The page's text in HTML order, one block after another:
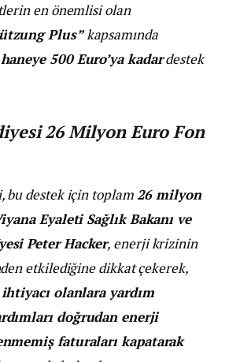
en önemlisi olan
Plus”kapsamında
500 Euro’ya kadardestek
26 Milyon Euro Fon
bu destek için toplam26 milyon
Eyaleti Sağlık Bakanı ve
Peter Hacker, enerji krizinin
etkilediğine dikkat çekerek,
olanlara yardım
doğrudan enerji
faturaları kapatarak